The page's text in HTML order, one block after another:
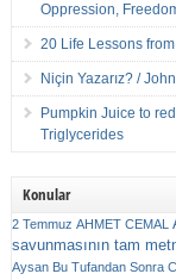
Oppression,
20 Life Lessons
Niçin Yazarız? /
Pumpkin Juice to
Triglycerides
Konular
2 Temmuz AHMET CEMAL
savunmasının tam
Aysan Bu Tufandan Sonra